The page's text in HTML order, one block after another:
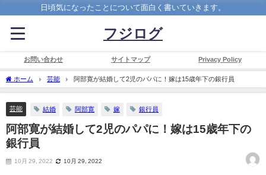
日頃気になったことについて面白く書いていきます。
フジログ
お問い合わせ サイトマップ Privacy Policy
ホーム 芸能 阿部寛が結婚して2児のパパに！嫁は15歳年下の銀行員
芸能 結婚 阿部寛 嫁 銀行員
阿部寛が結婚して2児のパパに！嫁は15歳年下の
銀行員
10月 29, 2022 10月 29, 2022